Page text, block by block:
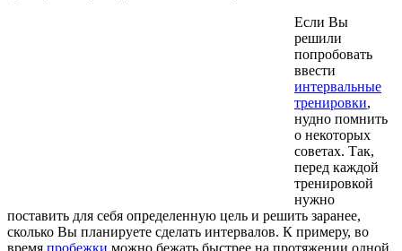
Если Вы
решили
попробовать
ввести
интервальные
тренировки,
нудно помнить
о некоторых
советах. Так,
перед каждой
тренировкой
нужно
поставить для себя определенную цель и решить заранее,
сколько Вы планируете сделать интервалов. К примеру, во
время пробежки можно бежать быстрее на протяжении одной